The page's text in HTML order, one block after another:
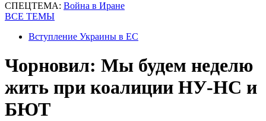
СПЕЦТЕМА: Война в Иране
ВСЕ ТЕМЫ
Вступление Украины в ЕС
Чорновил: Мы будем неделю
жить при коалиции НУ-НС и
БЮТ